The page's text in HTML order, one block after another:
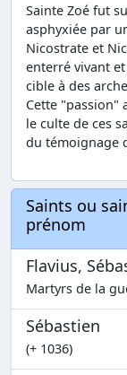
Sainte Zoé fut
asphyxiée par
Nicostrate et
enterré vivant
cible à des
Cette "passion"
le culte de ces
du témoignage
Saints ou
prénom
Flavius,
Martyrs de la
Sébastien
(+ 1036)